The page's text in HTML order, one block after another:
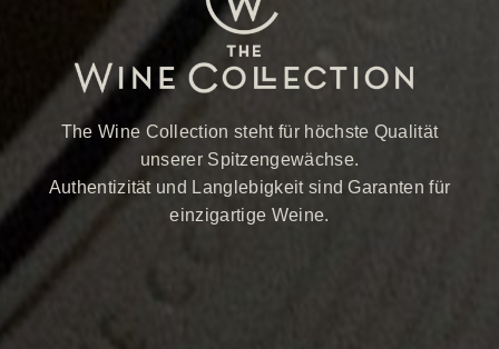
The Wine Collection steht für höchste Qualität
unserer Spitzengewächse.
Authentizität und Langlebigkeit sind Garanten für
einzigartige Weine.